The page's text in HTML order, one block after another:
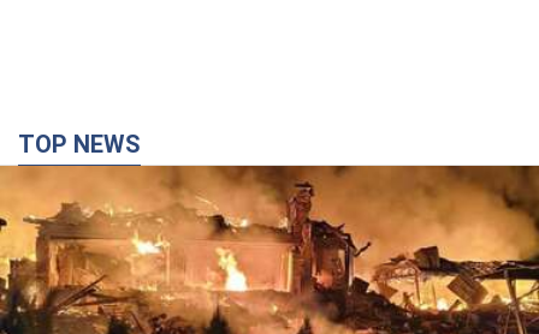
TOP NEWS